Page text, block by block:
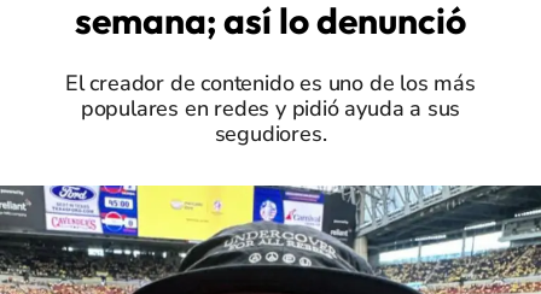
semana; así lo denunció
El creador de contenido es uno de los más
populares en redes y pidió ayuda a sus
segudiores.